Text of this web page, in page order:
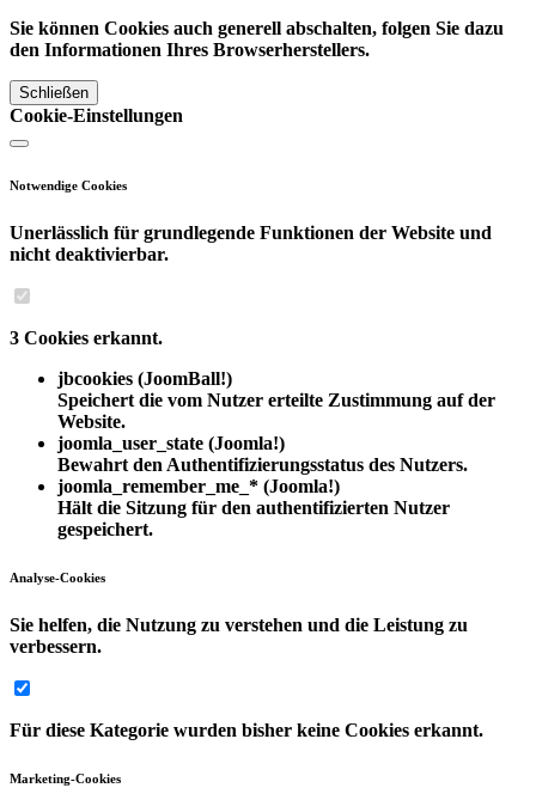
Sie können Cookies auch generell abschalten, folgen Sie dazu
den Informationen Ihres Browserherstellers.
Schließen
Cookie-Einstellungen
Notwendige Cookies
Unerlässlich für grundlegende Funktionen der Website und
nicht deaktivierbar.
3 Cookies erkannt.
jbcookies (JoomBall!)
Speichert die vom Nutzer erteilte Zustimmung auf der
Website.
joomla_user_state (Joomla!)
Bewahrt den Authentifizierungsstatus des Nutzers.
joomla_remember_me_* (Joomla!)
Hält die Sitzung für den authentifizierten Nutzer
gespeichert.
Analyse-Cookies
Sie helfen, die Nutzung zu verstehen und die Leistung zu
verbessern.
Für diese Kategorie wurden bisher keine Cookies erkannt.
Marketing-Cookies